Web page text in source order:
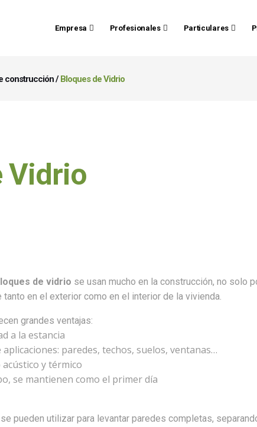
Empresa Profesionales Particulares
construcción/Bloques de Vidrio
Vidrio
de vidrio se usan mucho en la construcción, no solo
en el exterior como en el interior de la vivienda.
grandes ventajas:
a la estancia
paredes, techos, suelos, ventanas…
y térmico
se mantienen como el primer día
se pueden utilizar para levantar paredes completas,